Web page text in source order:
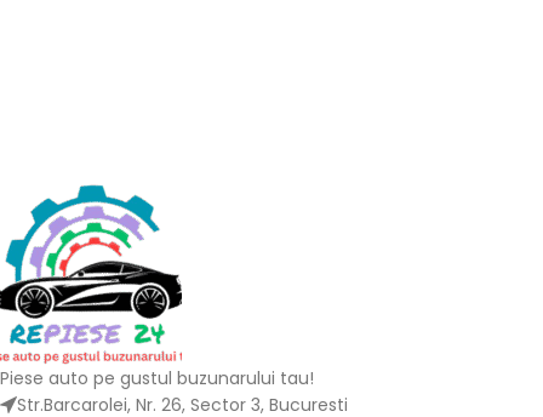
Piese auto pe gustul buzunarului tau!
Str.Barcarolei, Nr. 26, Sector 3, Bucuresti